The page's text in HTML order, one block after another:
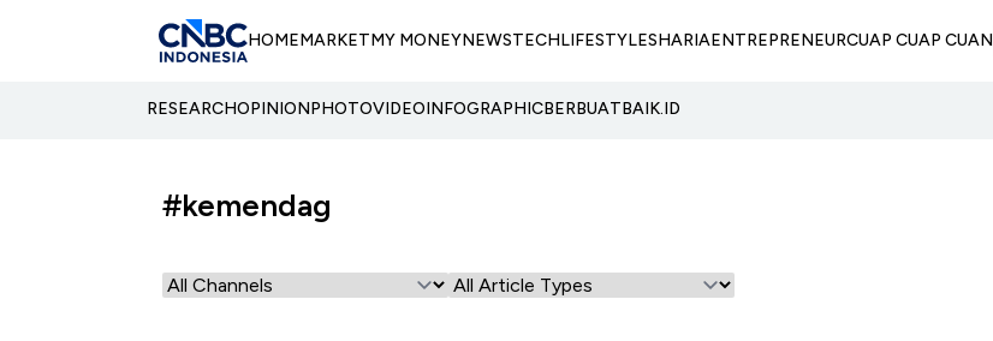
HOMEMARKETMY MONEYNEWSTECHLIFESTYLESHARIAENTREPRENEURCUAP CUAP CUAN
RESEARCHOPINIONPHOTOVIDEOINFOGRAPHICBERBUATBAIK.ID
#kemendag